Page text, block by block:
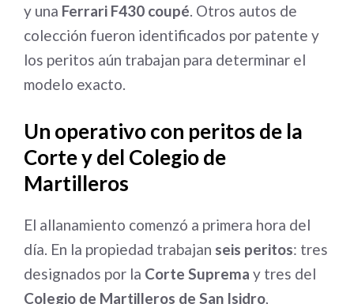
y una Ferrari F430 coupé . Otros autos de
colección fueron identificados por patente y
los peritos aún trabajan para determinar el
modelo exacto.
Un operativo con peritos de la
Corte y del Colegio de
Martilleros
El allanamiento comenzó a primera hora del
día. En la propiedad trabajan seis peritos: tres
designados por la Corte Suprema y tres del
Colegio de Martilleros de San Isidro,